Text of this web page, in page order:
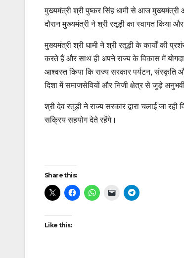
मुख्यमंत्री श्री पुष्कर सिंह धामी से आज मुख्यमंत्री
दौरान मुख्यमंत्री ने श्री रतूड़ी का स्वागत किया
मुख्यमंत्री श्री धामी ने श्री रतूड़ी के कार्यों की
करते हैं और साथ ही अपने राज्य के विकास में
आश्वस्त किया कि राज्य सरकार पर्यटन, संस्कृति
दिशा में समाजसेवियों और निजी क्षेत्र से जुड़े
श्री देव रतूड़ी ने राज्य सरकार द्वारा चलाई जा
सक्रिय सहयोग देते रहेंगे।
Post
navigation
Share this:
Like this: